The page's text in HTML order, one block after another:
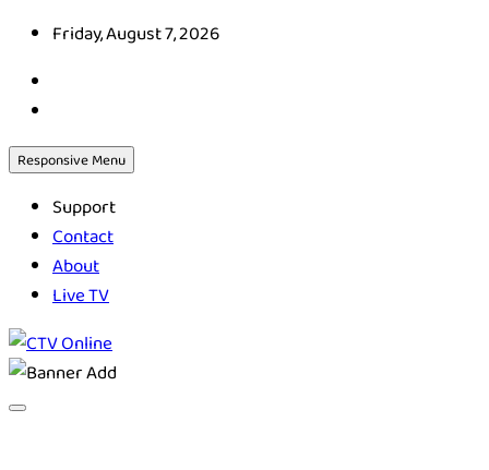
Skip
content
Friday, August 7, 2026
Responsive Menu
Support
Contact
About
Live TV
CTV Online